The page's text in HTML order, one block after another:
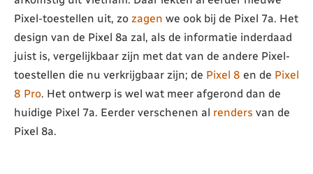
Pixel-toestellen uit, zo zagen we ook bij de Pixel 7a. Het
design van de Pixel 8a zal, als de informatie inderdaad
juist is, vergelijkbaar zijn met dat van de andere Pixel-
toestellen die nu verkrijgbaar zijn; de Pixel 8 en de Pixel
8 Pro. Het ontwerp is wel wat meer afgerond dan de
huidige Pixel 7a. Eerder verschenen al renders van de
Pixel 8a.